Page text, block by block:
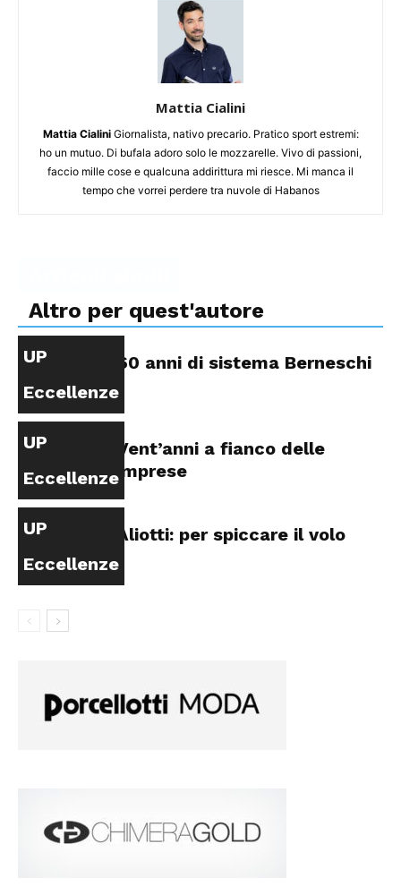
Mattia Cialini
Mattia CialiniGiornalista, nativo precario. Pratico sport estremi:
ho un mutuo. Di bufala adoro solo le mozzarelle. Vivo di passioni,
faccio mille cose e qualcuna addirittura mi riesce. Mi manca il
tempo che vorrei perdere tra nuvole di Habanos
Altro per quest'autore
UP
Eccellenze
60 anni di sistema Berneschi
UP
Eccellenze
Vent’anni a fianco delle
imprese
UP
Eccellenze
Aliotti: per spiccare il volo